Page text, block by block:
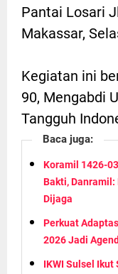
Pantai Losari
Makassar,
Kegiatan ini
90, Mengabdi
Tangguh
Baca juga:
Koramil 1426-
Bakti, Danramil:
Dijaga
Perkuat
2026 Jadi
IKWI Sulsel